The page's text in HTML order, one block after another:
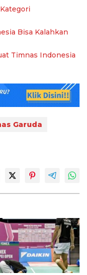
Bisa Kalahkan
Timnas Indonesia
Garuda